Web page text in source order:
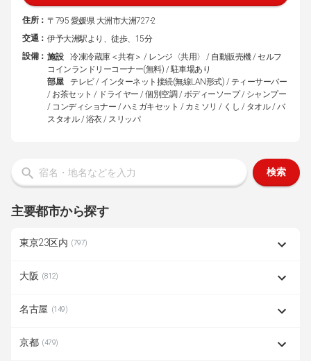
住所： 〒795 愛媛県 大洲市大洲727-2
交通： 伊予大洲駅より、徒歩、15分
設備： 施設
冷凍冷蔵庫＜共有＞ / レンジ〈共用〉 / 自動販売機 / セルフ
コインランドリーコーナー(無料) / 駐車場あり
部屋
テレビ / インターネット接続(無線LAN形式) / ティーサーバー
/ お茶セット / ドライヤー / 個別空調 / ボディーソープ / シャンプー
/ コンディショナー / ハミガキセット / カミソリ / くし / タオル / バ
スタオル / 浴衣 / スリッパ
検索
主要都市から探す
東京23区内 (797)
大阪 (812)
名古屋 (149)
京都 (479)